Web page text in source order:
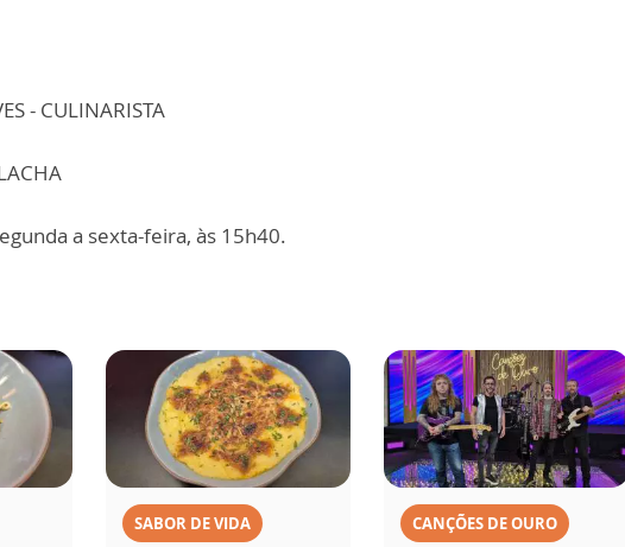
- CULINARISTA
a sexta-feira, às 15h40.
SABOR DE VIDA CANÇÕES DE OURO